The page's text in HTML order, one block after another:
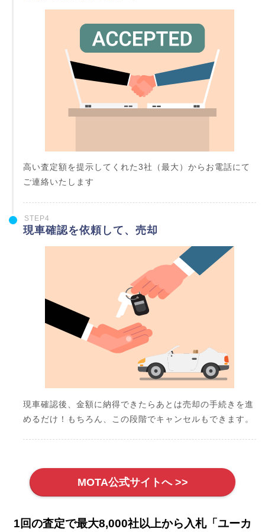
高い査定額を提示してくれた3社（最大）からお電話にて
ご連絡いたします
STEP4
現車確認を依頼して、売却
現車確認後、金額に納得できたらあとは売却の手続きを進
めるだけ！もちろん、この段階でキャンセルもできます。
MOTA公式サイトへ >>
1回の査定で最大8,000社以上から入札「ユーカ